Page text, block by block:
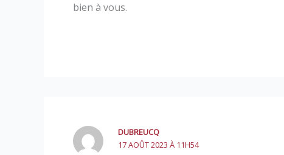
bien à vous.
DUBREUCQ
17 AOÛT 2023 À 11H54